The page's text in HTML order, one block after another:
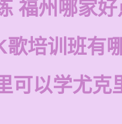
福州哪家
歌培训班有
可以学尤克